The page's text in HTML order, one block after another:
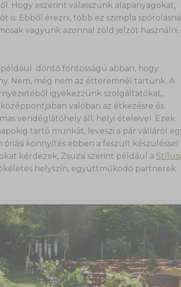
Hogy eszerint válasszunk alapanyagokat,
is. Ebből érezni, több ez szimpla
vagyunk azonnal zöld jelzőt használni
például döntő fontosságú abban, hogy
Nem, még nem az étteremnél tartunk. A
igyekezzünk szolgáltatókat,
valóban az étkezésre és
vendéglátóhely áll, helyi ételeivel. Ezek
tartó munkát, leveszi a pár válláról
óriási könnyítés ebben a feszült készüléssel
kérdezek, Zsuzsi szerint például a
helyszín, együttműködő partnerek